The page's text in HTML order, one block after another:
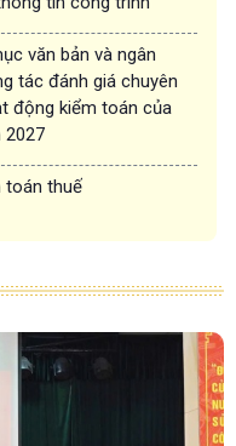
văn bản và ngân
tác đánh giá chuyên
động kiểm toán của
2027
toán thuế